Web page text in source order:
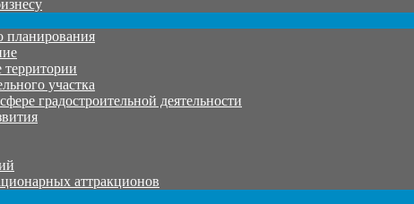
планирования
участка
градостроительной деятельности
аттракционов